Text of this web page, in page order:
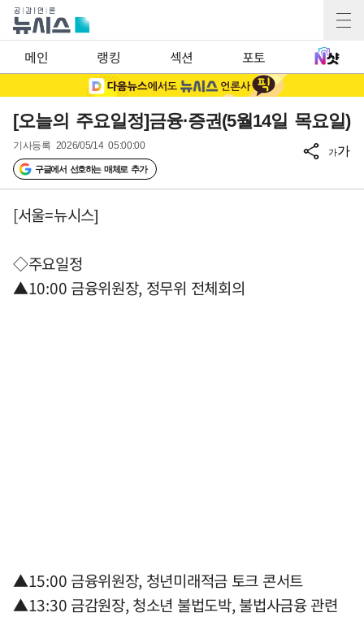
메인 랭킹 섹션 포토
[오늘의 주요일정]금융·증권(5월14일 목요일)
기사등록 2026/05/14 05:00:00
구글에서 선호하는 매체로 추가
가가
[서울=뉴시스]
◇주요일정
▲10:00 금융위원장, 정무위 전체회의
▲15:00 금융위원장, 청년미래적금 토크 콘서트
▲13:30 금감원장, 청소년 불법도박, 불법사금융 관련